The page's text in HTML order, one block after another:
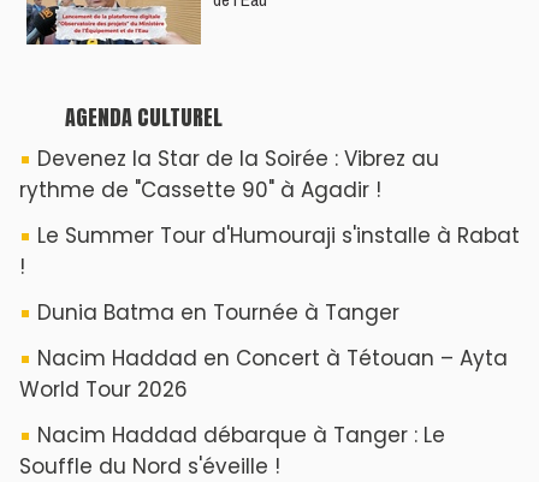
AGENDA CULTUREL
Devenez la Star de la Soirée : Vibrez au
rythme de "Cassette 90" à Agadir !
Le Summer Tour d'Humouraji s'installe à Rabat
!
Dunia Batma en Tournée à Tanger
Nacim Haddad en Concert à Tétouan – Ayta
World Tour 2026
Nacim Haddad débarque à Tanger : Le
Souffle du Nord s'éveille !